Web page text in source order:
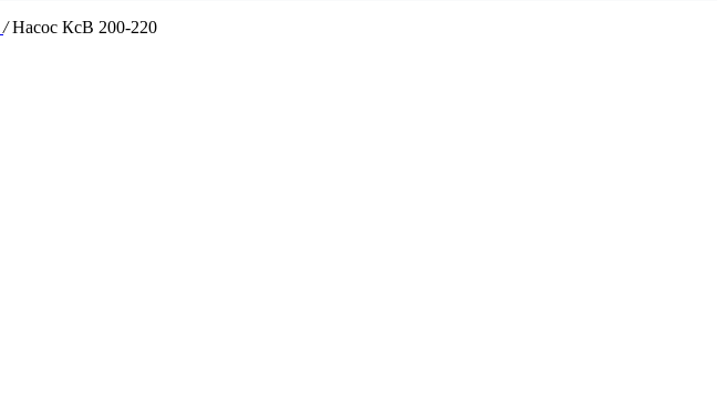
/ Насос КсВ 200-220